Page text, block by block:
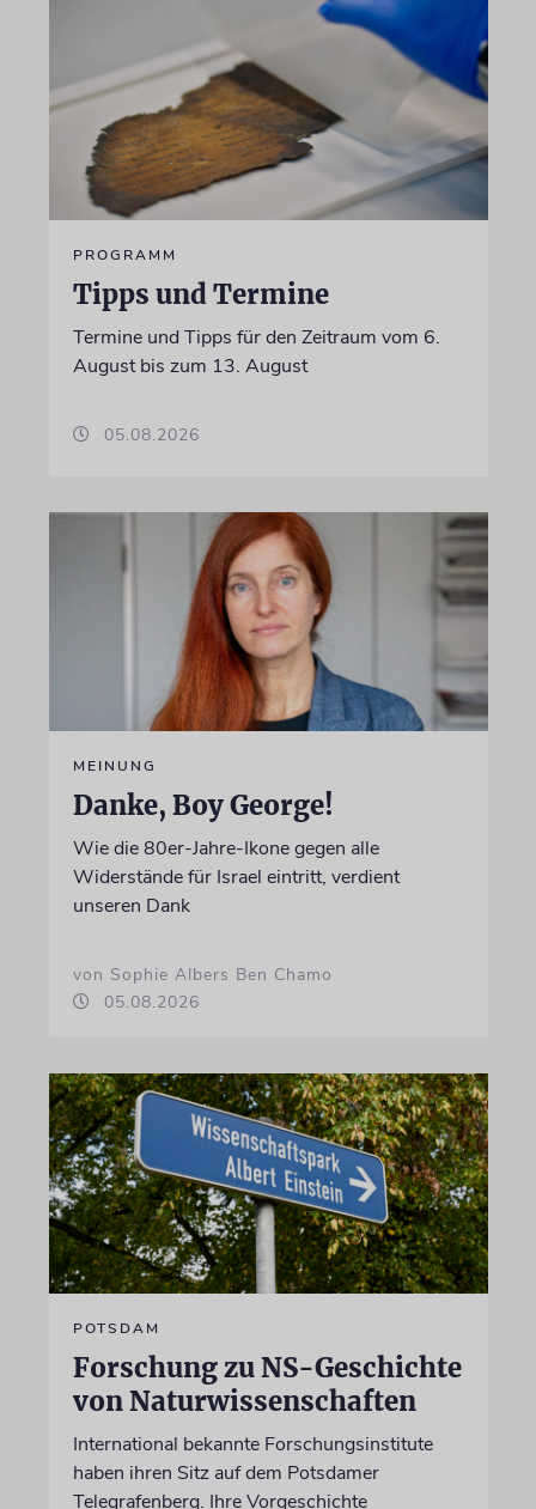
PROGRAMM
Tipps und Termine
Termine und Tipps für den Zeitraum vom 6.
August bis zum 13. August
05.08.2026
MEINUNG
Danke, Boy George!
Wie die 80er-Jahre-Ikone gegen alle
Widerstände für Israel eintritt, verdient
unseren Dank
von Sophie Albers Ben Chamo
05.08.2026
POTSDAM
Forschung zu NS-Geschichte
von Naturwissenschaften
International bekannte Forschungsinstitute
haben ihren Sitz auf dem Potsdamer
Telegrafenberg. Ihre Vorgeschichte